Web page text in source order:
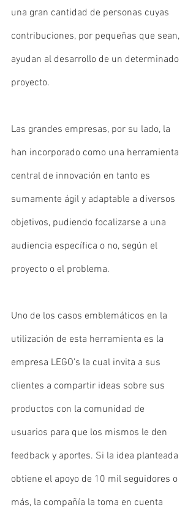
una gran cantidad de personas cuyas
contribuciones, por pequeñas que sean,
ayudan al desarrollo de un determinado
proyecto.
Las grandes empresas, por su lado, la
han incorporado como una herramienta
central de innovación en tanto es
sumamente ágil y adaptable a diversos
objetivos, pudiendo focalizarse a una
audiencia específica o no, según el
proyecto o el problema.
Uno de los casos emblemáticos en la
utilización de esta herramienta es la
empresa LEGO’s la cual invita a sus
clientes a compartir ideas sobre sus
productos con la comunidad de
usuarios para que los mismos le den
feedback y aportes. Si la idea planteada
obtiene el apoyo de 10 mil seguidores o
más, la compañía la toma en cuenta